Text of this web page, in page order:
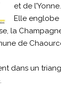
et de l’Yonne.
Elle
la
de
dans un